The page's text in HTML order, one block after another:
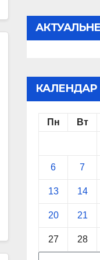
КАЛЕНДАР
Пн Вт
6 7
13 14
20 21
27 28